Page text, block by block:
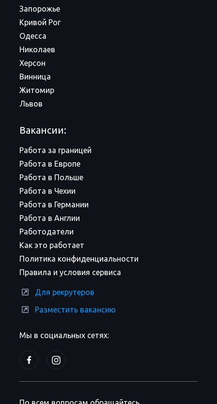
Мы в социальных сетях:
Запорожье
Кривой Рог
Одесса
Николаев
Херсон
Винница
Житомир
Львов
Вакансии:
Работа за границей
Работа в Европе
Работа в Польше
Работа в Чехии
Работа в Германии
Работа в Англии
Работодатели
Как это работает
Политика конфиденциальности
Правила и условия сервиса
Для рекрутеров
Разместить вакансию